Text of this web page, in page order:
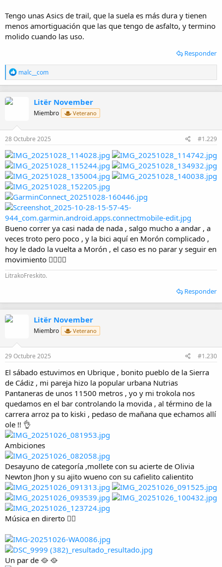
Tengo unas Asics de trail, que la suela es más dura y tienen
menos amortiguación que las que tengo de asfalto, y termino
molido cuando las uso.
Responder
R
e
a
n
s
malc__com
Litër November
Miembro Veterano
28 Octubre 2025 #1.229
Bueno correr ya casi nada de nada , salgo mucho a andar , a
veces troto pero poco , y la bici aquí en Morón complicado ,
hoy le dado la vuelta a Morón , el caso es no parar y seguir en
movimiento 👌🏼💪🏼
LitrakoFreskito.
Responder
Litër November
Miembro Veterano
29 Octubre 2025 #1.230
El sábado estuvimos en Ubrique , bonito pueblo de la Sierra
de Cádiz , mi pareja hizo la popular urbana Nutrias
Pantaneras de unos 11500 metros , yo y mi trokola nos
quedamos en el bar controlando la movida , al término de la
carrera arroz pa to kiski , pedaso de mañana que echamos allí
ole !! 👌
Ambiciones
Desayuno de categoría ,mollete con su acierte de Olivia
Newton Jhon y su ajito wueno con su cafielito calientito
Música en direrto 👌🏼
Un par de 🥘 🥘